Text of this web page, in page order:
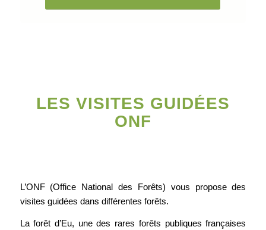
LES VISITES GUIDÉES
ONF
L’ONF (Office National des Forêts) vous propose des
visites guidées dans différentes forêts.
La forêt d’Eu, une des rares forêts publiques françaises